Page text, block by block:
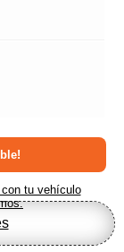
tu vehículo